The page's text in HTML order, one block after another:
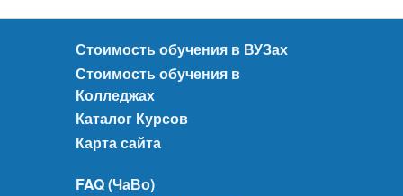
Стоимость обучения в ВУЗах
Стоимость обучения в
Колледжах
Каталог Курсов
Карта сайта
FAQ (ЧаВо)